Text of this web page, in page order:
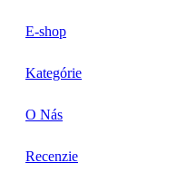
E-shop
Kategórie
O Nás
Recenzie